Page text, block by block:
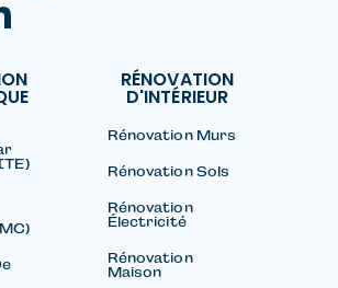
RÉNOVATION
D'INTÉRIEUR
Rénovation Murs
Rénovation Sols
Rénovation
Électricité
Rénovation
Maison